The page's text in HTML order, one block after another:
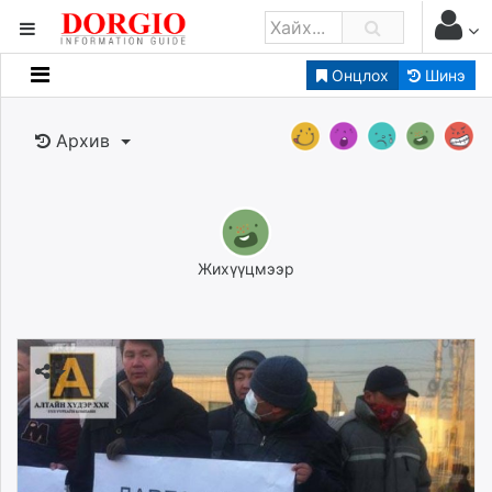
Онцлох Шинэ
Мэдээллийн
Банк санхүү
Gogo.mn
caak.mn
news.mn
zindaa.mn
Baabar.mn
tovch.mn
Архив
Жихүүцмээр